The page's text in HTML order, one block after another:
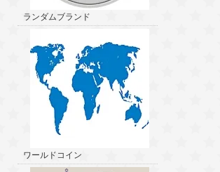
ランダムブランド
ワールドコイン